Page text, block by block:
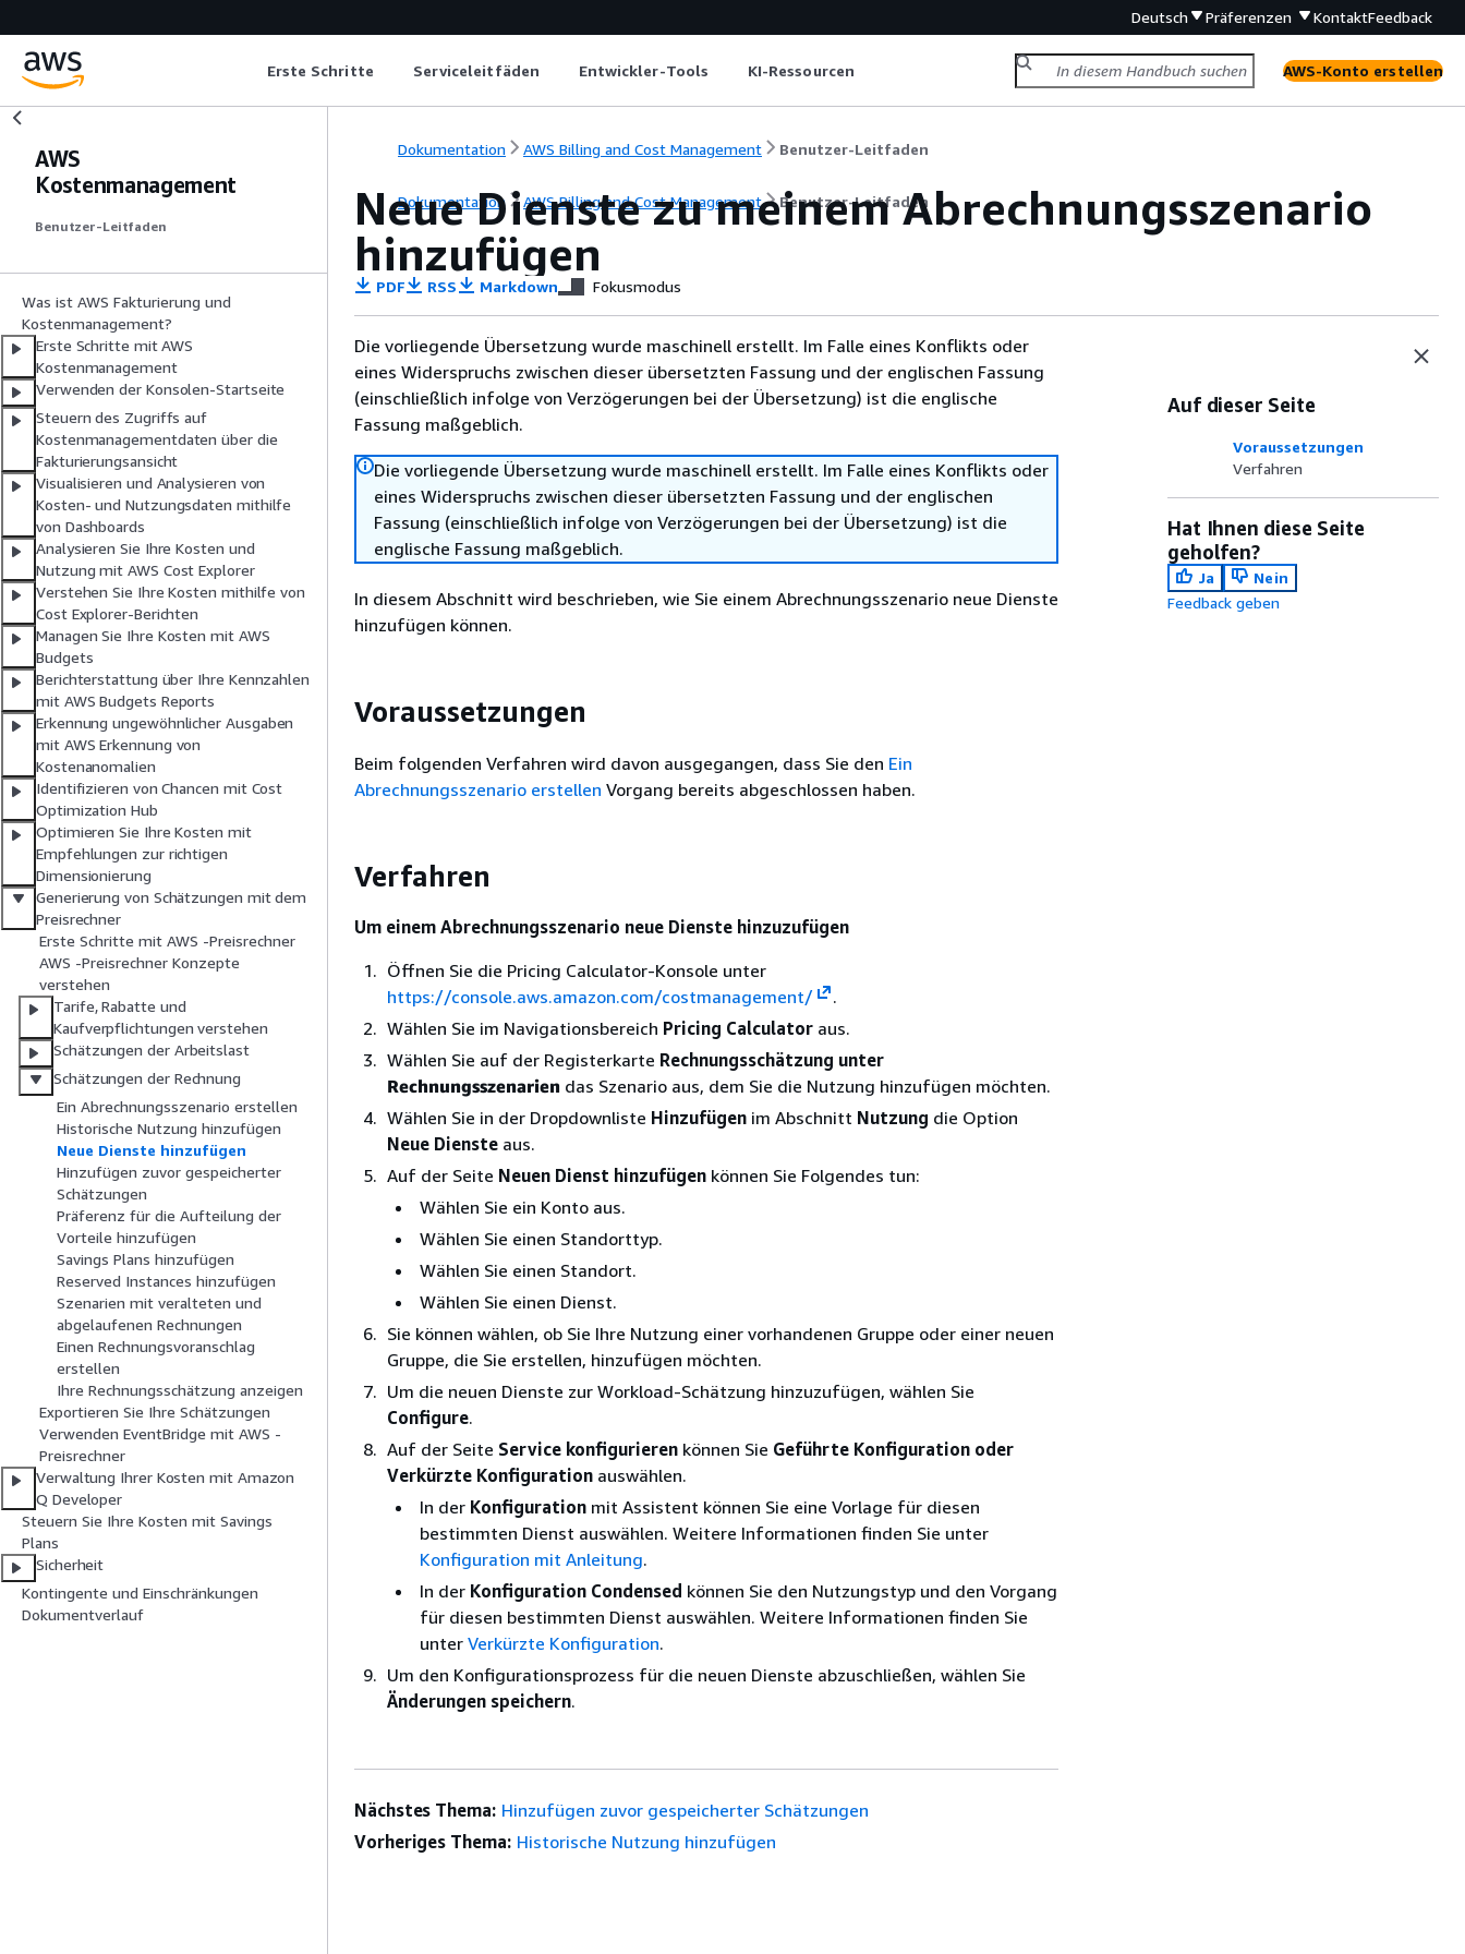
Deutsch Präferenzen KontaktFeedback
Erste Schritte Serviceleitfäden Entwickler-Tools KI-Ressourcen AWS-Konto erstellen
AWS
Kostenmanagement
Benutzer-Leitfaden
Was ist AWS Fakturierung und
Kostenmanagement?
Erste Schritte mit AWS
Kostenmanagement
Verwenden der Konsolen-Startseite
Steuern des Zugriffs auf
Kostenmanagementdaten über die
Fakturierungsansicht
Visualisieren und Analysieren von
Kosten- und Nutzungsdaten mithilfe
von Dashboards
Analysieren Sie Ihre Kosten und
Nutzung mit AWS Cost Explorer
Verstehen Sie Ihre Kosten mithilfe von
Cost Explorer-Berichten
Managen Sie Ihre Kosten mit AWS
Budgets
Berichterstattung über Ihre Kennzahlen
mit AWS Budgets Reports
Erkennung ungewöhnlicher Ausgaben
mit AWS Erkennung von
Kostenanomalien
Identifizieren von Chancen mit Cost
Optimization Hub
Optimieren Sie Ihre Kosten mit
Empfehlungen zur richtigen
Dimensionierung
Generierung von Schätzungen mit dem
Preisrechner
Erste Schritte mit AWS -Preisrechner
AWS -Preisrechner Konzepte
verstehen
Tarife, Rabatte und
Kaufverpflichtungen verstehen
Schätzungen der Arbeitslast
Schätzungen der Rechnung
Ein Abrechnungsszenario erstellen
Historische Nutzung hinzufügen
Neue Dienste hinzufügen
Hinzufügen zuvor gespeicherter
Schätzungen
Präferenz für die Aufteilung der
Vorteile hinzufügen
Savings Plans hinzufügen
Reserved Instances hinzufügen
Szenarien mit veralteten und
abgelaufenen Rechnungen
Einen Rechnungsvoranschlag
erstellen
Ihre Rechnungsschätzung anzeigen
Exportieren Sie Ihre Schätzungen
Verwenden EventBridge mit AWS -
Preisrechner
Verwaltung Ihrer Kosten mit Amazon
Q Developer
Steuern Sie Ihre Kosten mit Savings
Plans
Sicherheit
Kontingente und Einschränkungen
Dokumentverlauf
Dokumentation AWS Billing and Cost Management Benutzer-Leitfaden
Dokumentation AWS Billing and Cost Management Benutzer-Leitfaden
Neue Dienste zu meinem Abrechnungsszenario
hinzufügen
PDF RSS Markdown Fokusmodus
Die vorliegende Übersetzung wurde maschinell erstellt. Im Falle eines Konflikts oder
eines Widerspruchs zwischen dieser übersetzten Fassung und der englischen Fassung
(einschließlich infolge von Verzögerungen bei der Übersetzung) ist die englische
Fassung maßgeblich.
Die vorliegende Übersetzung wurde maschinell erstellt. Im Falle eines Konflikts oder
eines Widerspruchs zwischen dieser übersetzten Fassung und der englischen
Fassung (einschließlich infolge von Verzögerungen bei der Übersetzung) ist die
englische Fassung maßgeblich.
In diesem Abschnitt wird beschrieben, wie Sie einem Abrechnungsszenario neue Dienste
hinzufügen können.
Voraussetzungen
Beim folgenden Verfahren wird davon ausgegangen, dass Sie den Ein
Abrechnungsszenario erstellen Vorgang bereits abgeschlossen haben.
Verfahren
Um einem Abrechnungsszenario neue Dienste hinzuzufügen
Öffnen Sie die Pricing Calculator-Konsole unter
https://console.aws.amazon.com/costmanagement/
.
Wählen Sie im Navigationsbereich Pricing Calculator aus.
Wählen Sie auf der Registerkarte Rechnungsschätzung unter
Rechnungsszenarien das Szenario aus, dem Sie die Nutzung hinzufügen möchten.
Wählen Sie in der Dropdownliste Hinzufügen im Abschnitt Nutzung die Option
Neue Dienste aus.
Auf der Seite Neuen Dienst hinzufügen können Sie Folgendes tun:
Wählen Sie ein Konto aus.
Wählen Sie einen Standorttyp.
Wählen Sie einen Standort.
Wählen Sie einen Dienst.
Sie können wählen, ob Sie Ihre Nutzung einer vorhandenen Gruppe oder einer neuen
Gruppe, die Sie erstellen, hinzufügen möchten.
Um die neuen Dienste zur Workload-Schätzung hinzuzufügen, wählen Sie
Configure.
Auf der Seite Service konfigurieren können Sie Geführte Konfiguration oder
Verkürzte Konfiguration auswählen.
In der Konfiguration mit Assistent können Sie eine Vorlage für diesen
bestimmten Dienst auswählen. Weitere Informationen finden Sie unter
Konfiguration mit Anleitung.
In der Konfiguration Condensed können Sie den Nutzungstyp und den Vorgang
für diesen bestimmten Dienst auswählen. Weitere Informationen finden Sie
unter Verkürzte Konfiguration.
Um den Konfigurationsprozess für die neuen Dienste abzuschließen, wählen Sie
Änderungen speichern.
Auf dieser Seite
Voraussetzungen
Verfahren
Hat Ihnen diese Seite
geholfen?
Ja
Nein
Feedback geben
Nächstes Thema: Hinzufügen zuvor gespeicherter Schätzungen
Vorheriges Thema: Historische Nutzung hinzufügen